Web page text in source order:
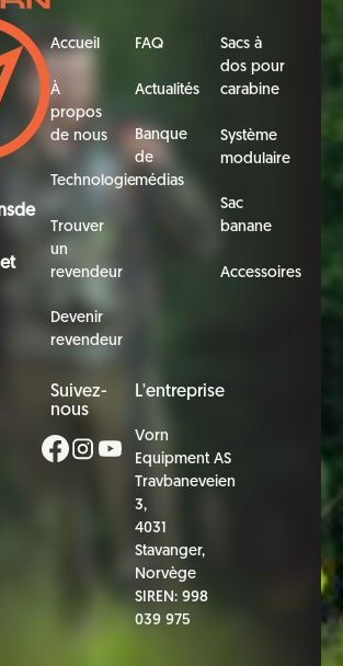
Accueil
À
propos
de nous
Technologie
Trouver
un
revendeur
Devenir
revendeur
FAQ
Actualités
Banque
de
médias
Sacs à
dos pour
carabine
Système
modulaire
Sac
banane
Accessoires
Suivez-
nous
L'entreprise
Vorn
Equipment AS
Travbaneveien
3,
4031
Stavanger,
Norvège
SIREN: 998
039 975